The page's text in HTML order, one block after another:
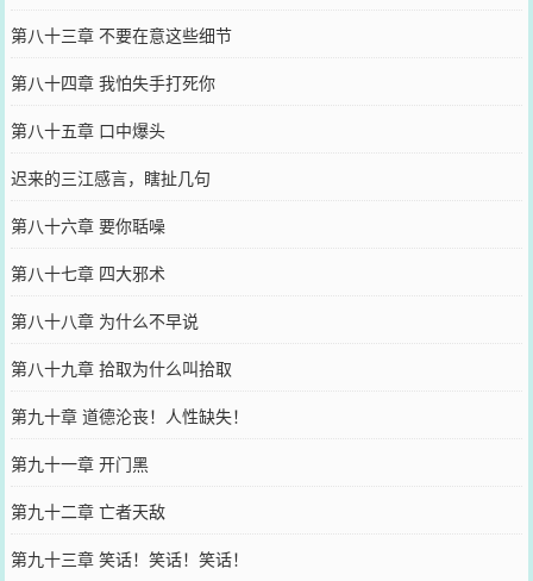
第八十三章 不要在意这些细节
第八十四章 我怕失手打死你
第八十五章 口中爆头
迟来的三江感言，瞎扯几句
第八十六章 要你聒噪
第八十七章 四大邪术
第八十八章 为什么不早说
第八十九章 拾取为什么叫拾取
第九十章 道德沦丧！人性缺失！
第九十一章 开门黑
第九十二章 亡者天敌
第九十三章 笑话！笑话！笑话！